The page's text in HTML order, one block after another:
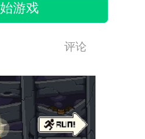
游戏
评论